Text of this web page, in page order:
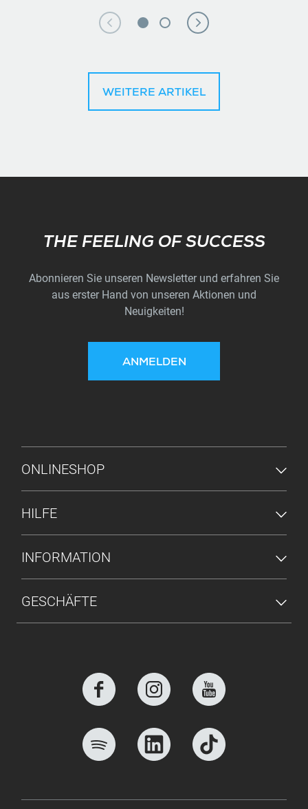
WEITERE ARTIKEL
Subscribe
THE FEELING OF SUCCESS
Abonnieren Sie unseren Newsletter und erfahren Sie
aus erster Hand von unseren Aktionen und
Neuigkeiten!
ANMELDEN
FUSSZEILENMENÜ
ONLINESHOP
HILFE
INFORMATION
GESCHÄFTE